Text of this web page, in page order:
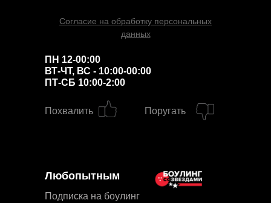
Согласие на обработку персональных
данных
Похвалить Поругать
Подписка на боулинг
Любопытным
ПН 12-00:00
ВТ-ЧТ, ВС - 10:00-00:00
ПТ-СБ 10:00-2:00